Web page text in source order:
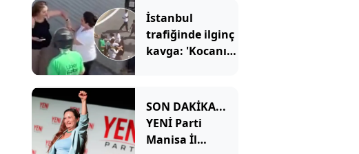
İstanbul
trafiğinde ilginç
kavga: 'Kocanı
SON DAKİKA...
YENİ Parti
Manisa İl